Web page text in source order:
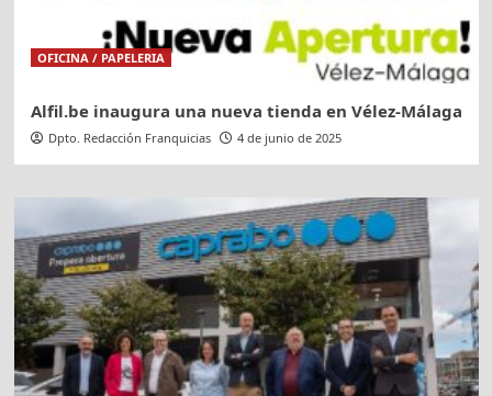
OFICINA / PAPELERIA
Alfil.be inaugura una nueva tienda en Vélez-Málaga
Dpto. Redacción Franquicias 4 de junio de 2025